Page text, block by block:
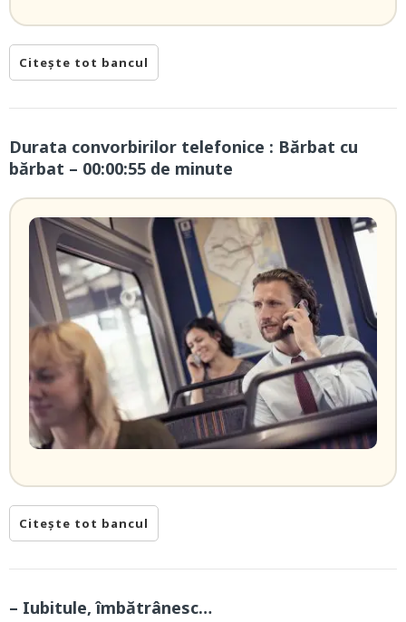
Citește tot bancul
Durata convorbirilor telefonice : Bărbat cu
bărbat – 00:00:55 de minute
Citește tot bancul
– Iubitule, îmbătrânesc…